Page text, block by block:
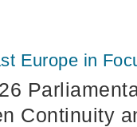
Europe in
Continuity